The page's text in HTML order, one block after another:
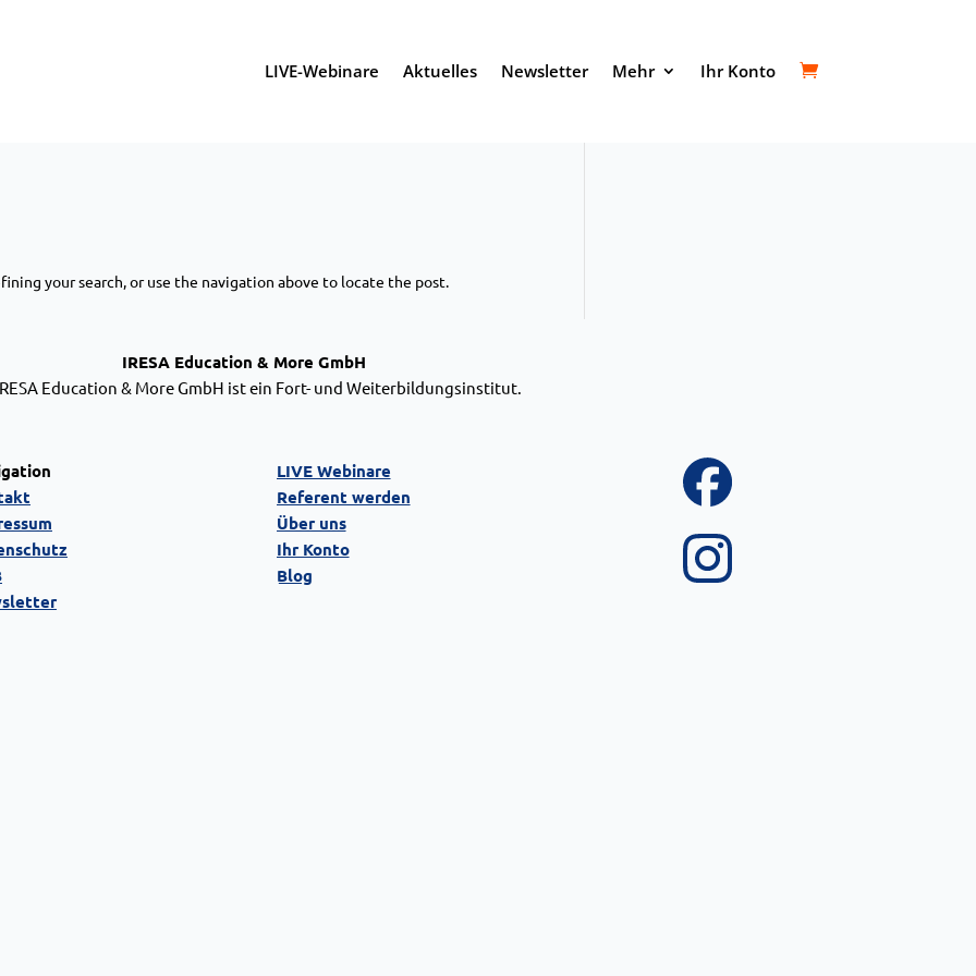
LIVE-Webinare Aktuelles Newsletter Mehr Ihr Konto
your search, or use the navigation above to locate the post.
IRESA Education & More GmbH
Education & More GmbH ist ein Fort- und Weiterbildungsinstitut.
LIVE Webinare
Referent werden
Über uns
Ihr Konto
Blog